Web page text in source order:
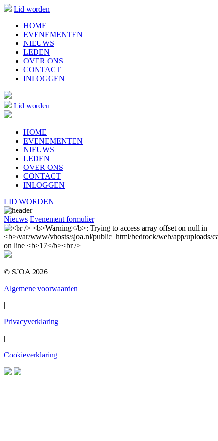
Lid worden
HOME
EVENEMENTEN
NIEUWS
LEDEN
OVER ONS
CONTACT
INLOGGEN
Lid worden
HOME
EVENEMENTEN
NIEUWS
LEDEN
OVER ONS
CONTACT
INLOGGEN
LID WORDEN
Nieuws Evenement formulier
© SJOA 2026
Algemene voorwaarden
|
Privacyverklaring
|
Cookieverklaring